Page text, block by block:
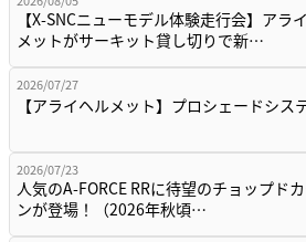
【X-SNCニューモデル体験走行会】アラ
メットがサーキット貸し切りで新…
2026/07/27
【アライヘルメット】プロシェードシス
2026/07/23
人気のA-FORCE RRに待望のチョップド
ンが登場！（2026年秋頃…